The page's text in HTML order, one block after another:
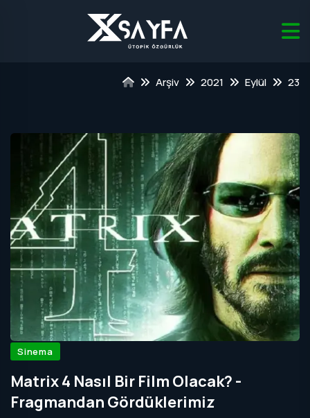
Arşiv 2021 Eylül 23
Sinema
Matrix 4 Nasıl Bir Film Olacak? -
Fragmandan Gördüklerimiz